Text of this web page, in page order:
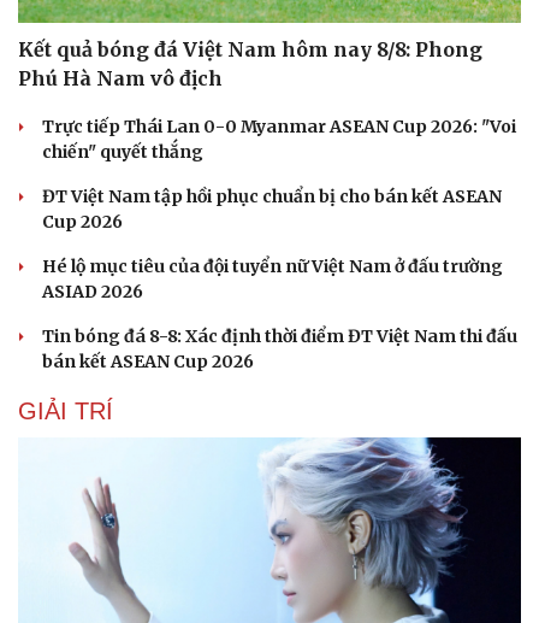
Kết quả bóng đá Việt Nam hôm nay 8/8: Phong
Phú Hà Nam vô địch
Trực tiếp Thái Lan 0-0 Myanmar ASEAN Cup 2026: "Voi
chiến" quyết thắng
ĐT Việt Nam tập hồi phục chuẩn bị cho bán kết ASEAN
Cup 2026
Hé lộ mục tiêu của đội tuyển nữ Việt Nam ở đấu trường
ASIAD 2026
Tin bóng đá 8-8: Xác định thời điểm ĐT Việt Nam thi đấu
bán kết ASEAN Cup 2026
GIẢI TRÍ